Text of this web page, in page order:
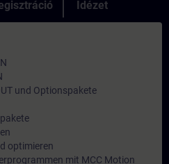
Idézet
und Optionspakete
optimieren
mit MCC Motion